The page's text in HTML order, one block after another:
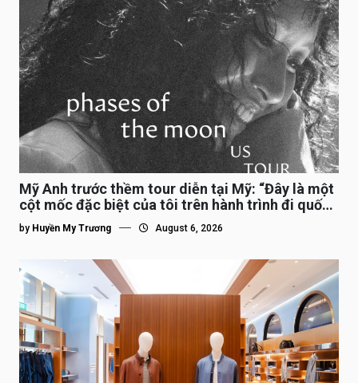
Mỹ Anh trước thềm tour diễn tại Mỹ: “Đây là một
cột mốc đặc biệt của tôi trên hành trình đi quốc
tế”
by Huyền My Trương August 6, 2026